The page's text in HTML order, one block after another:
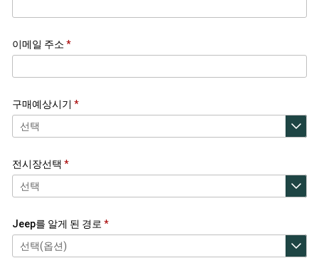
이메일 주소
구매예상시기
전시장선택
Jeep를 알게 된 경로